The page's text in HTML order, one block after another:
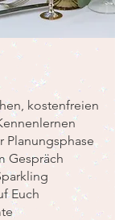
kostenfreien
Planungsphase
Gespräch
Euch